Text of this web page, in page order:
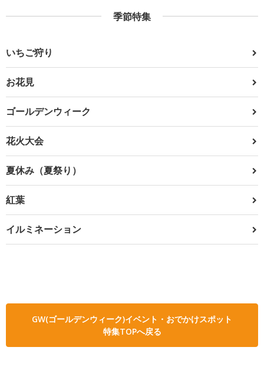
季節特集
いちご狩り
お花見
ゴールデンウィーク
花火大会
夏休み（夏祭り）
紅葉
イルミネーション
GW(ゴールデンウィーク)イベント・おでかけスポット
特集TOPへ戻る